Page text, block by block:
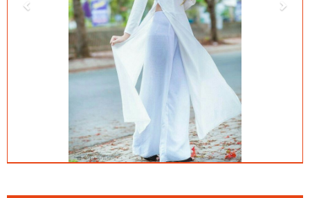
Sinh nhật hôm qua (6/8) :
1) Vũ Thị Thanh Thảo (11A2)
1) Hà Duy Bảo (10A1)